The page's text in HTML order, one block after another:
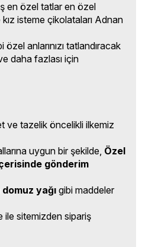
en özel tatlar en özel
isteme çikolataları Adnan
anlarınızı tatlandıracak
daha fazlası için
ve tazelik öncelikli ilkemiz
uygun bir şekilde, Özel
gönderim
domuz yağı gibi maddeler
ile sitemizden sipariş